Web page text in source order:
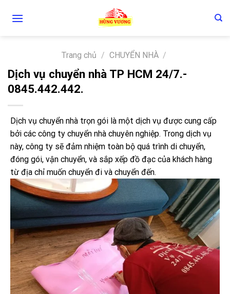
Trang chủ / CHUYỂN NHÀ /
Dịch vụ chuyển nhà TP HCM 24/7.-
0845.442.442.
Dịch vụ chuyển nhà trọn gói là một dịch vụ được cung cấp
bởi các công ty chuyển nhà chuyên nghiệp. Trong dịch vụ
này, công ty sẽ đảm nhiệm toàn bộ quá trình di chuyển,
đóng gói, vận chuyển, và sắp xếp đồ đạc của khách hàng
từ địa chỉ muốn chuyển đi và chuyển đến.